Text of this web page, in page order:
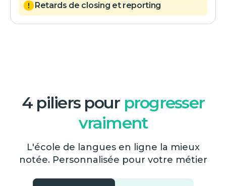
Retards de closing et reporting
4 piliers pour progresser
vraiment
L'école de langues en ligne la mieux
notée. Personnalisée pour votre métier